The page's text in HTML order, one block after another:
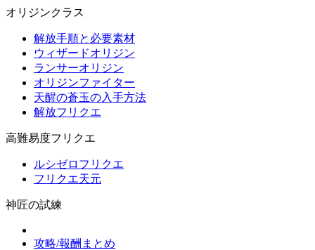
オリジンクラス
解放手順と必要素材
ウィザードオリジン
ランサーオリジン
オリジンファイター
天醒の蒼玉の入手方法
解放フリクエ
高難易度フリクエ
ルシゼロフリクエ
フリクエ天元
神匠の試練
攻略/報酬まとめ